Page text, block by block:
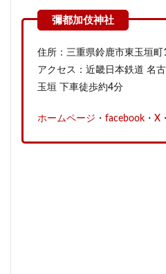
住所：三重県鈴鹿市東玉垣町
アクセス：近畿日本鉄道 名
玉垣 下車徒歩約4分
ホームページ ・ facebook ・ X ・